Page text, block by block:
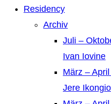
Residency
Archiv
Juli –
Ivan Iovine
März –
Jere Ikongio